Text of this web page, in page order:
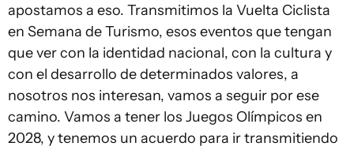
apostamos a eso. Transmitimos la Vuelta Ciclista
en Semana de Turismo, esos eventos que tengan
que ver con la identidad nacional, con la cultura y
con el desarrollo de determinados valores, a
nosotros nos interesan, vamos a seguir por ese
camino. Vamos a tener los Juegos Olímpicos en
2028, y tenemos un acuerdo para ir transmitiendo